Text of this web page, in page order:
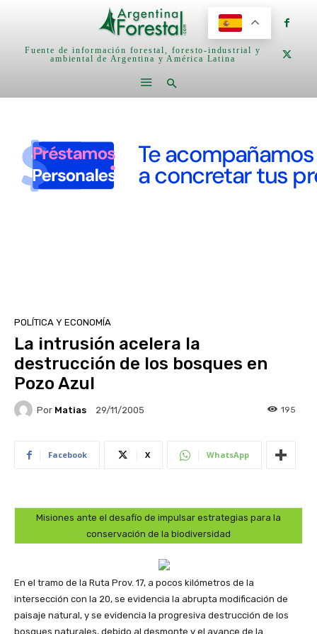
Fuente de información forestal, foresto-industrial y
ambiental de Argentina y América Latina
POLÍTICA Y ECONOMÍA
La intrusión acelera la
destrucción de los bosques en
Pozo Azul
Por Matias 29/11/2005 195
Facebook X WhatsApp
Misiones ante el desafío de impulsar estrategias para la
conservación de la biodiversidad
En el tramo de la Ruta Prov. 17, a pocos kilómetros de la
intersección con la 20, se evidencia la abrupta modificación de
paisaje natural, y se evidencia la progresiva destrucción de los
bosques naturales, debido al desmonte y el avance de la